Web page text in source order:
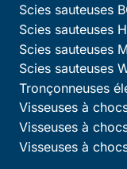
Scies sauteuses
Scies sauteuses
Scies sauteuses
Scies sauteuses
Tronçonneuses
Visseuses à
Visseuses à
Visseuses à